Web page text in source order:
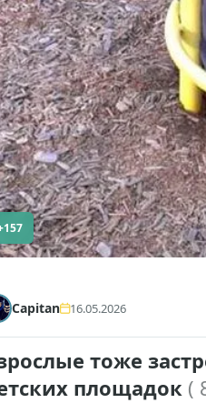
Capitan 16.05.2026
тоже
площадок (